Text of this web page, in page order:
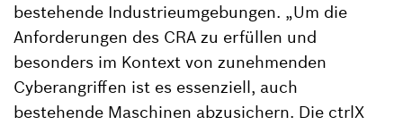
bestehende Industrieumgebungen. „Um die
Anforderungen des CRA zu erfüllen und
besonders im Kontext von zunehmenden
Cyberangriffen ist es essenziell, auch
bestehende Maschinen abzusichern. Die ctrlX